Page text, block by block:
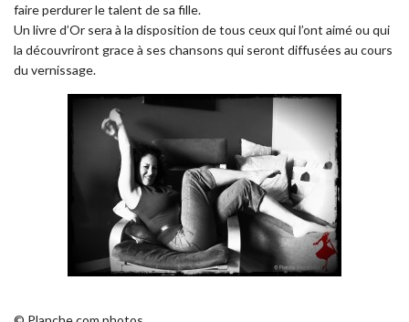
faire perdurer le talent de sa fille.
Un livre d’Or sera à la disposition de tous ceux qui l’ont aimé ou qui
la découvriront grace à ses chansons qui seront diffusées au cours
du vernissage.